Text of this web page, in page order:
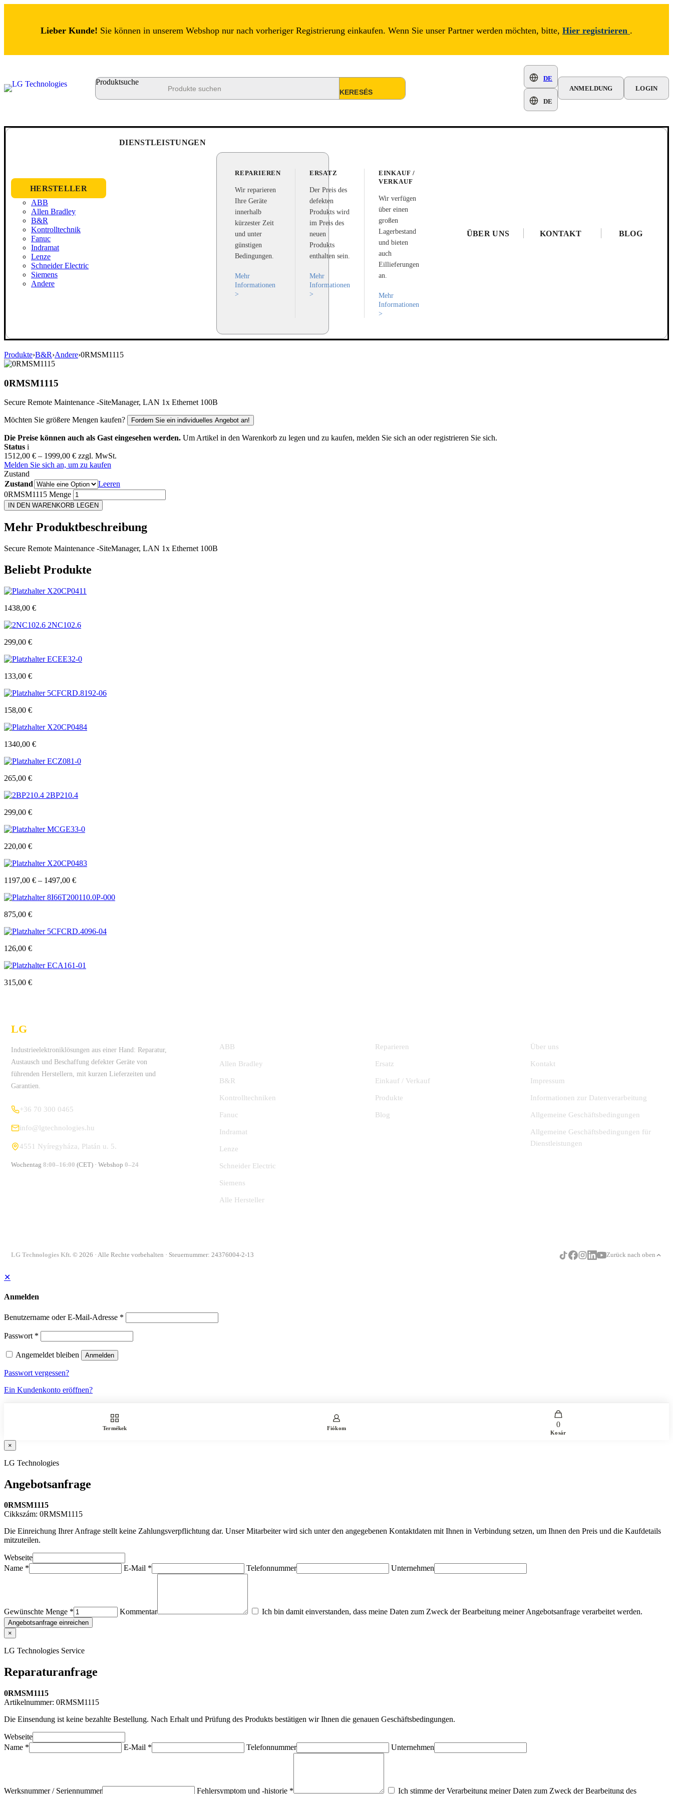
Lieber Kunde! Sie können in unserem Webshop nur nach vorheriger Registrierung einkaufen. Wenn Sie unser Partner werden möchten, bitte, Hier registrieren .
ANMELDUNG LOGIN
DE
DE
Produktsuche
HERSTELLER
ABB
Allen Bradley
B&R
Kontrolltechnik
Fanuc
Indramat
Lenze
Schneider Electric
Siemens
Andere
DIENSTLEISTUNGEN
REPARIEREN
Wir reparieren
Ihre Geräte
innerhalb
kürzester Zeit
und unter
günstigen
Bedingungen.
Mehr
Informationen
>
ERSATZ
Der Preis des
defekten
Produkts wird
im Preis des
neuen
Produkts
enthalten sein.
Mehr
Informationen
>
EINKAUF /
VERKAUF
Wir verfügen
über einen
großen
Lagerbestand
und bieten
auch
Eillieferungen
an.
Mehr
Informationen
>
ÜBER UNS KONTAKT BLOG
Produkte›B&R›Andere›0RMSM1115
0RMSM1115
Secure Remote Maintenance -SiteManager, LAN 1x Ethernet 100B
Möchten Sie größere Mengen kaufen? Fordern Sie ein individuelles Angebot an!
Die Preise können auch als Gast eingesehen werden. Um Artikel in den Warenkorb zu legen und zu kaufen, melden Sie sich an oder registrieren Sie sich.
Status i
1512,00 € – 1999,00 € zzgl. MwSt.
Melden Sie sich an, um zu kaufen
Zustand
Zustand
Leeren
0RMSM1115 Menge
IN DEN WARENKORB LEGEN
Mehr Produktbeschreibung
Secure Remote Maintenance -SiteManager, LAN 1x Ethernet 100B
Beliebt Produkte
X20CP0411
1438,00 €
2NC102.6
299,00 €
ECEE32-0
133,00 €
5CFCRD.8192-06
158,00 €
X20CP0484
1340,00 €
ECZ081-0
265,00 €
2BP210.4
299,00 €
MCGE33-0
220,00 €
X20CP0483
1197,00 € – 1497,00 €
8I66T200110.0P-000
875,00 €
5CFCRD.4096-04
126,00 €
ECA161-01
315,00 €
LGTechnologies Ltd.
Industrieelektroniklösungen aus einer Hand: Reparatur,
Austausch und Beschaffung defekter Geräte von
führenden Herstellern, mit kurzen Lieferzeiten und
Garantien.
+36 70 300 0465
info@lgtechnologies.hu
4551 Nyíregyháza, Platán u. 5.
Wochentag 8:00–16:00 (CET) · Webshop 0–24
ABB
Allen Bradley
B&R
Kontrolltechniken
Fanuc
Indramat
Lenze
Schneider Electric
Siemens
Alle Hersteller
Reparieren
Ersatz
Einkauf / Verkauf
Produkte
Blog
Über uns
Kontakt
Impressum
Informationen zur Datenverarbeitung
Allgemeine Geschäftsbedingungen
Allgemeine Geschäftsbedingungen für
Dienstleistungen
LG Technologies Kft. © 2026 · Alle Rechte vorbehalten · Steuernummer: 24376004-2-13 Zurück nach oben
✕
Anmelden
Benutzername oder E-Mail-Adresse *
Passwort *
Angemeldet bleiben Anmelden
Passwort vergessen?
Ein Kundenkonto eröffnen?
Termékek Fiókom 0
Kosár
×
LG Technologies
Angebotsanfrage
0RMSM1115
Cikkszám: 0RMSM1115
Die Einreichung Ihrer Anfrage stellt keine Zahlungsverpflichtung dar. Unser Mitarbeiter wird sich unter den angegebenen Kontaktdaten mit Ihnen in Verbindung setzen, um Ihnen den Preis und die Kaufdetails
mitzuteilen.
Webseite
Name *
E-Mail * Telefonnummer Unternehmen
Gewünschte Menge * Kommentar Ich bin damit einverstanden, dass meine Daten zum Zweck der Bearbeitung meiner Angebotsanfrage verarbeitet werden.
Angebotsanfrage einreichen
×
LG Technologies Service
Reparaturanfrage
0RMSM1115
Artikelnummer: 0RMSM1115
Die Einsendung ist keine bezahlte Bestellung. Nach Erhalt und Prüfung des Produkts bestätigen wir Ihnen die genauen Geschäftsbedingungen.
Webseite
Name *
E-Mail * Telefonnummer Unternehmen
Werksnummer / Seriennummer Fehlersymptom und -historie * Ich stimme der Verarbeitung meiner Daten zum Zweck der Bearbeitung des